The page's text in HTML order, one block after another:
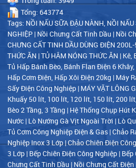
style="letter-
spacing:0pt;font-
style:normal;">
<span
style="color:red;">
<span style="font-
family:Arial,sans-
serif;">Tên sản
phẩm Nồi nấu có
cánh khuấy
nghiêng 120L
</span></span>
</span></span>
</li> <li
style="margin-
bottom: 15pt; line-
height: normal;
background:
white;"><span
style="font-
Tổng: 643774
Tags: NỒI NẤU SỮA ĐẬU NÀNH, NỒI
NGHIỆP | Nồi Chưng Cất Tinh Dầu | Nồi
CHƯNG CẤT TINH DẦU DÙNG ĐIỆN
THỨC ĂN |TỦ HÂM NÓNG THỨC ĂN | Kê,
Tủ Hấp Bánh Bèo, Bánh Flan Điện 6
Hấp Cơm Điện, Hấp Xôi Điện 20kg | Máy
Sấy Điện Công Nghiệp | MÁY VẶT LÔNG
Khuấy 50 lít, 100 lít, 120 lít, 150 lít, 200
Bèo 2 Tầng, 3 Tầng | Hệ Thống Chụp Hút
Nước | Lò Nướng Gà Vịt Ngoài Trời | Lò
Tủ Cơm Công Nghiệp Điện & Gas |Chảo
Nghiệp Inox 3 Lớp|Chảo Chiên Điện
3 Lớp | Bếp Chiên Điện Công Nghiệp | Bếp
Chưng Cất Tinh Dầu | Nồi Chưng Cất Điện